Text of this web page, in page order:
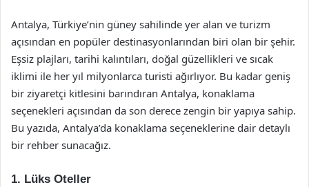
Antalya, Türkiye’nin güney sahilinde yer alan ve turizm
açısından en popüler destinasyonlarından biri olan bir şehir.
Eşsiz plajları, tarihi kalıntıları, doğal güzellikleri ve sıcak
iklimi ile her yıl milyonlarca turisti ağırlıyor. Bu kadar geniş
bir ziyaretçi kitlesini barındıran Antalya, konaklama
seçenekleri açısından da son derece zengin bir yapıya sahip.
Bu yazıda, Antalya’da konaklama seçeneklerine dair detaylı
bir rehber sunacağız.
1. Lüks Oteller